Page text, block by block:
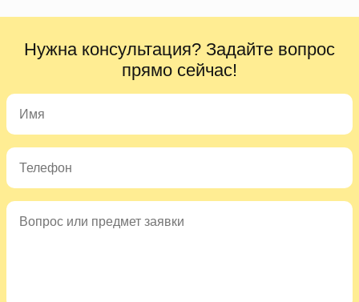
Нужна консультация? Задайте вопрос
прямо сейчас!